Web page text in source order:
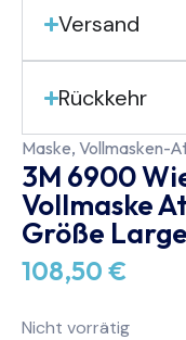
Versand
Rückkehr
Maske, Vollmasken-
3M 6900
Vollmaske
Größe Large
108,50 €
Nicht vorrätig